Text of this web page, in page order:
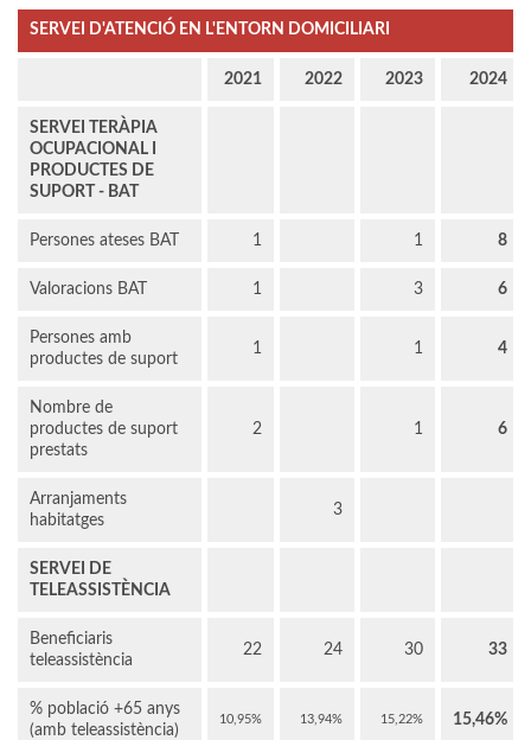
SERVEI D'ATENCIÓ EN L'ENTORN DOMICILIARI
2021 2022 2023 2024
SERVEI TERÀPIA
OCUPACIONAL I
PRODUCTES DE
SUPORT - BAT
Persones ateses BAT 1 1 8
Valoracions BAT 1 3 6
Persones amb
productes de suport
1 1 4
Nombre de
productes de suport
prestats
2 1 6
Arranjaments
habitatges
3
SERVEI DE
TELEASSISTÈNCIA
Beneficiaris
teleassistència
22 24 30 33
% població +65 anys
(amb teleassistència)
10,95% 13,94% 15,22% 15,46%